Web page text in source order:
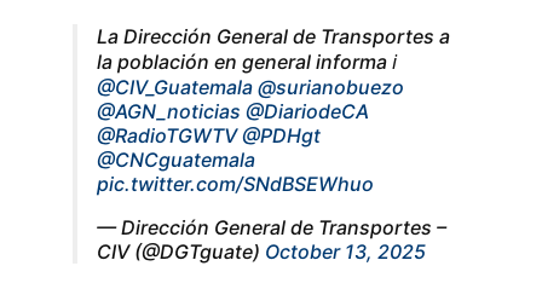
La Dirección General de Transportes a
la población en general informa ℹ️
@CIV_Guatemala @surianobuezo
@AGN_noticias @DiariodeCA
@RadioTGWTV @PDHgt
@CNCguatemala
pic.twitter.com/SNdBSEWhuo
— Dirección General de Transportes –
CIV (@DGTguate) October 13, 2025